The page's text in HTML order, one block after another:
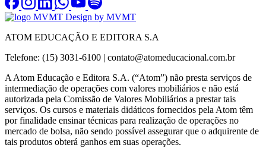
Design by MVMT
ATOM EDUCAÇÃO E EDITORA S.A
Telefone: (15) 3031-6100 | contato@atomeducacional.com.br
A Atom Educação e Editora S.A. (“Atom”) não presta serviços de
intermediação de operações com valores mobiliários e não está
autorizada pela Comissão de Valores Mobiliários a prestar tais
serviços. Os cursos e materiais didáticos fornecidos pela Atom têm
por finalidade ensinar técnicas para realização de operações no
mercado de bolsa, não sendo possível assegurar que o adquirente de
tais produtos obterá ganhos em suas operações.